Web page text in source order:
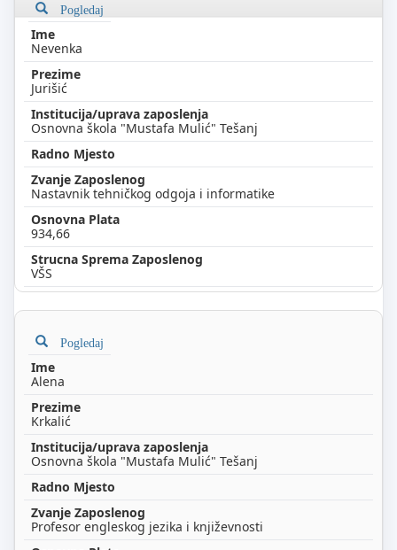
Pogledaj
Nevenka
Jurišić
Osnovna škola "Mustafa Mulić" Tešanj
Nastavnik tehničkog odgoja i informatike
934,66
VŠS
Pogledaj
Alena
Krkalić
Osnovna škola "Mustafa Mulić" Tešanj
Profesor engleskog jezika i književnosti